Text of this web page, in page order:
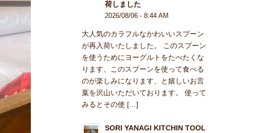
荷しました
2026/08/06 - 8:44 AM
大人気のカラフルなかわいいスプーン
が再入荷いたしました。 このスプーン
を使うためにヨーグルトをたべたくな
ります、このスプーンを使って食べる
のが楽しみになります、と嬉しいお言
葉を沢山いただいております。 使って
みるとその使 […]
SORI YANAGI KITCHIN TOOL